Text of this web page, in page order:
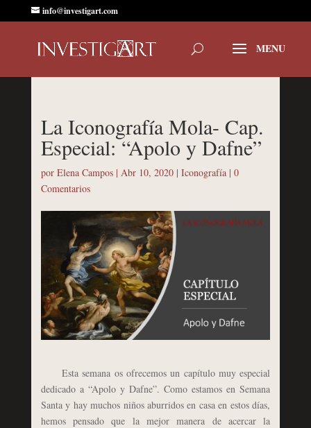
info@investigart.com
La Iconografía Mola- Cap.
Especial: “Apolo y Dafne”
por Elena Campos| Abr 10, 2020| Iconografía| 0
Comentarios
Esta semana os ofrecemos un capítulo muy especial
dedicado a “Apolo y Dafne”. Como estamos en Semana
Santa y hay muchos niños aburridos en casa en estos días,
hemos pensado que la mejor manera de acercar la